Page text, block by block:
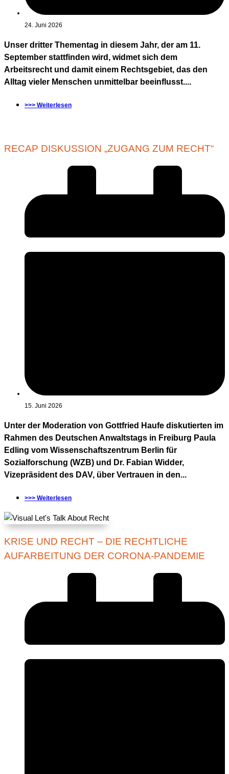
24. Juni 2026
Unser dritter Thementag in diesem Jahr, der am 11.
September stattfinden wird, widmet sich dem
Arbeitsrecht und damit einem Rechtsgebiet, das den
Alltag vieler Menschen unmittelbar beeinflusst....
>>> Weiterlesen
RECAP DISKUSSION „ZUGANG ZUM RECHT“
15. Juni 2026
Unter der Moderation von Gottfried Haufe diskutierten im
Rahmen des Deutschen Anwaltstags in Freiburg Paula
Edling vom Wissenschaftszentrum Berlin für
Sozialforschung (WZB) und Dr. Fabian Widder,
Vizepräsident des DAV, über Vertrauen in den...
>>> Weiterlesen
KRISE UND RECHT – DIE RECHTLICHE
AUFARBEITUNG DER CORONA-PANDEMIE